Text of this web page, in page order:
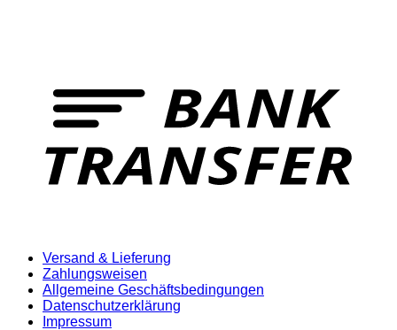
Versand & Lieferung
Zahlungsweisen
Allgemeine Geschäftsbedingungen
Datenschutzerklärung
Impressum